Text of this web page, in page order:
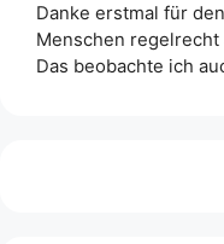
Danke erstmal für
Menschen
Das beobachte ich